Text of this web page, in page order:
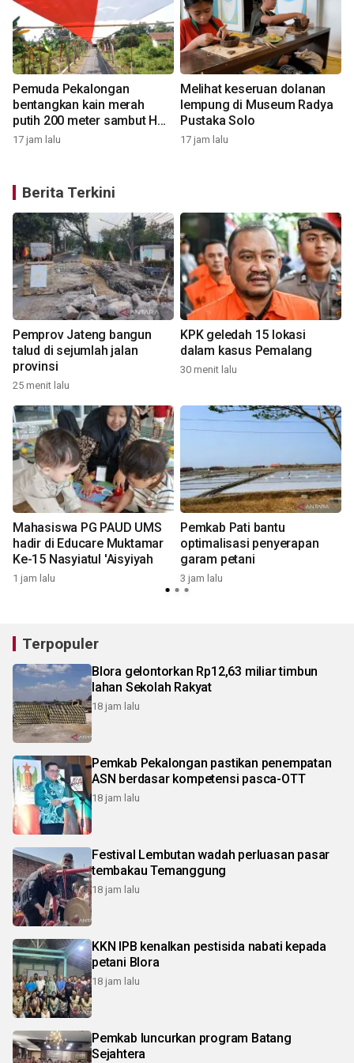
Pemuda Pekalongan
bentangkan kain merah
putih 200 meter sambut HUT
RI
17 jam lalu
Melihat keseruan dolanan
lempung di Museum Radya
Pustaka Solo
17 jam lalu
Berita Terkini
Pemprov Jateng bangun
talud di sejumlah jalan
provinsi
25 menit lalu
KPK geledah 15 lokasi
dalam kasus Pemalang
30 menit lalu
Mahasiswa PG PAUD UMS
hadir di Educare Muktamar
Ke-15 Nasyiatul 'Aisyiyah
1 jam lalu
Pemkab Pati bantu
optimalisasi penyerapan
garam petani
3 jam lalu
Terpopuler
Blora gelontorkan Rp12,63 miliar timbun
lahan Sekolah Rakyat
18 jam lalu
Pemkab Pekalongan pastikan penempatan
ASN berdasar kompetensi pasca-OTT
18 jam lalu
Festival Lembutan wadah perluasan pasar
tembakau Temanggung
18 jam lalu
KKN IPB kenalkan pestisida nabati kepada
petani Blora
18 jam lalu
Pemkab luncurkan program Batang
Sejahtera